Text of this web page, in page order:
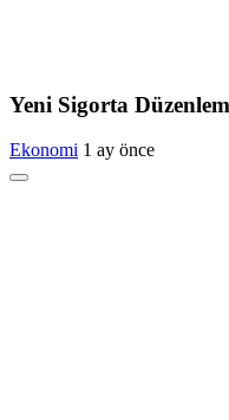
Yeni Sigorta
Ekonomi 1 ay önce